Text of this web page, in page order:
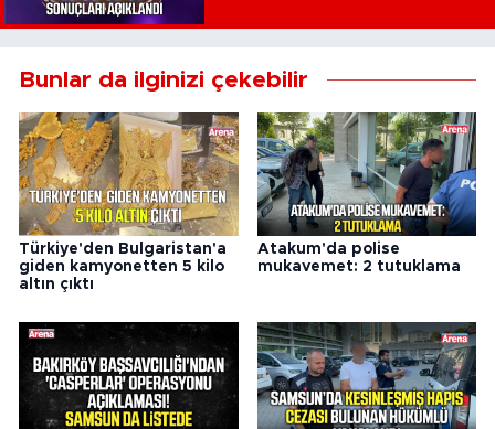
Bunlar da ilginizi çekebilir
Türkiye'den Bulgaristan'a
giden kamyonetten 5 kilo
altın çıktı
Atakum'da polise
mukavemet: 2 tutuklama